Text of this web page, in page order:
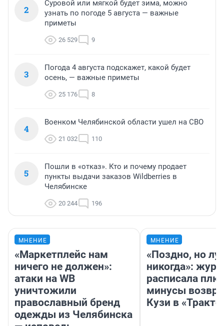
2
Суровой или мягкой будет зима, можно
узнать по погоде 5 августа — важные
приметы
26 529 9
3
Погода 4 августа подскажет, какой будет
осень, — важные приметы
25 176 8
4
Военком Челябинской области ушел на СВО
21 032 110
5
Пошли в «отказ». Кто и почему продает
пункты выдачи заказов Wildberries в
Челябинске
20 244 196
МНЕНИЕ
«Маркетплейс нам
ничего не должен»:
атаки на WB
уничтожили
православный бренд
одежды из Челябинска
МНЕНИЕ
«Поздно, но
никогда»:
расписала
минусы
Кузи в